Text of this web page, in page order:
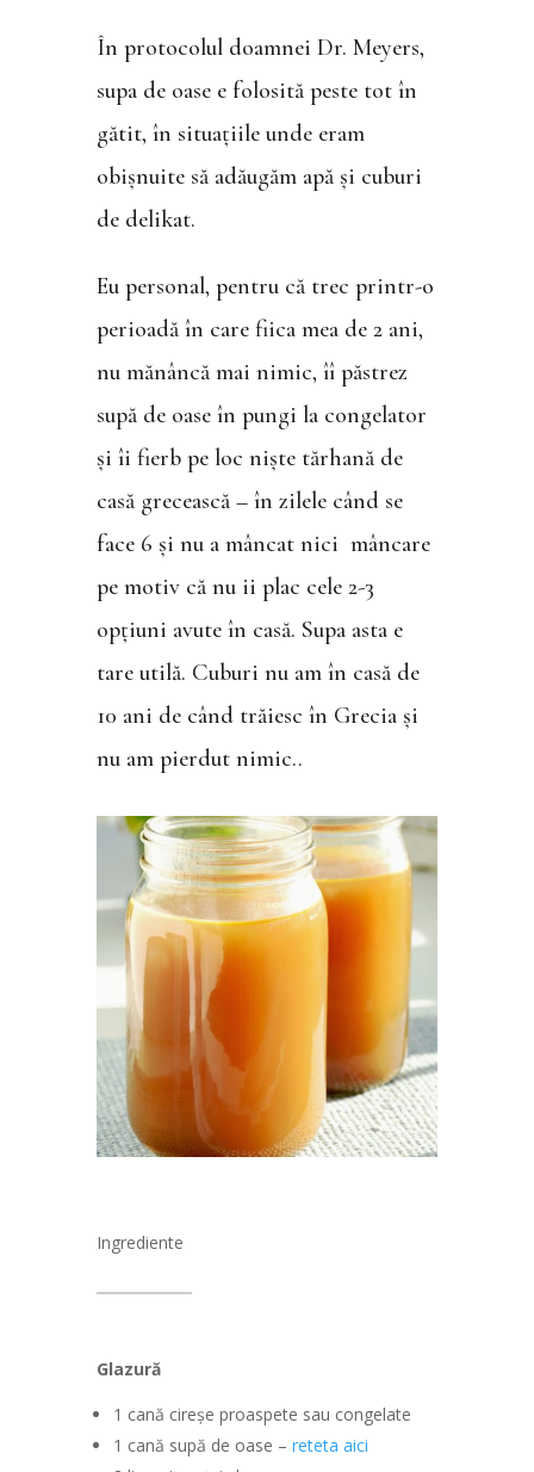
În protocolul doamnei Dr. Meyers,
supa de oase e folosită peste tot în
gătit, în situațiile unde eram
obișnuite să adăugăm apă și cuburi
de delikat.
Eu personal, pentru că trec printr-o
perioadă în care fiica mea de 2 ani,
nu mănâncă mai nimic, îî păstrez
supă de oase în pungi la congelator
și îi fierb pe loc niște tărhană de
casă grecească – în zilele când se
face 6 și nu a mâncat nici mâncare
pe motiv că nu ii plac cele 2-3
opțiuni avute în casă. Supa asta e
tare utilă. Cuburi nu am în casă de
10 ani de când trăiesc în Grecia și
nu am pierdut nimic..
Ingrediente
Glazură
1 cană cireșe proaspete sau congelate
1 cană supă de oase – reteta aici